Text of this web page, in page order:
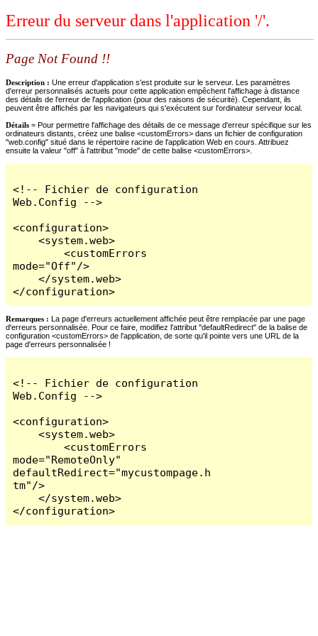
Erreur du serveur dans l'application '/'.
Page Not Found !!
Description : Une erreur d'application s'est produite sur le serveur. Les paramètres
d'erreur personnalisés actuels pour cette application empêchent l'affichage à distance
des détails de l'erreur de l'application (pour des raisons de sécurité). Cependant, ils
peuvent être affichés par les navigateurs qui s'exécutent sur l'ordinateur serveur local.
Détails = Pour permettre l'affichage des détails de ce message d'erreur spécifique sur les
ordinateurs distants, créez une balise <customErrors> dans un fichier de configuration
"web.config" situé dans le répertoire racine de l'application Web en cours. Attribuez
ensuite la valeur "off" à l'attribut "mode" de cette balise <customErrors>.
<!-- Fichier de configuration
Web.Config -->
<configuration>
    <system.web>
        <customErrors
mode="Off"/>
    </system.web>
</configuration>
Remarques : La page d'erreurs actuellement affichée peut être remplacée par une page
d'erreurs personnalisée. Pour ce faire, modifiez l'attribut "defaultRedirect" de la balise de
configuration <customErrors> de l'application, de sorte qu'il pointe vers une URL de la
page d'erreurs personnalisée !
<!-- Fichier de configuration
Web.Config -->
<configuration>
    <system.web>
        <customErrors
mode="RemoteOnly"
defaultRedirect="mycustompage.h
tm"/>
    </system.web>
</configuration>